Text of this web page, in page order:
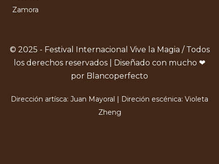
Zamora
© 2025 - Festival Internacional Vive la Magia / Todos
los derechos reservados | Diseñado con mucho ❤
por Blancoperfecto
Dirección artísca: Juan Mayoral | Direción escénica: Violeta
Zheng